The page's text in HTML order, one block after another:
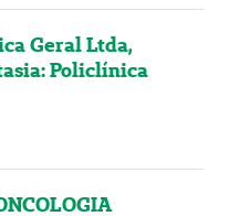
Geral Ltda,
Policlínica